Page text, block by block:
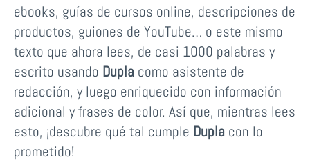
ebooks, guías de cursos online, descripciones de
productos, guiones de YouTube… o este mismo
texto que ahora lees, de casi 1000 palabras y
escrito usando Dupla como asistente de
redacción, y luego enriquecido con información
adicional y frases de color. Así que, mientras lees
esto, ¡descubre qué tal cumple Dupla con lo
prometido!